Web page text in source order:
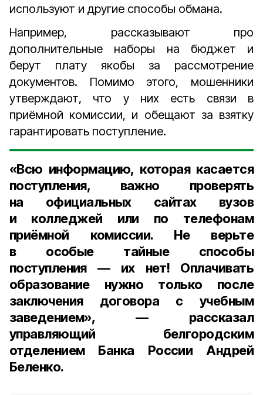
используют и другие способы обмана.
Например, рассказывают про
дополнительные наборы на бюджет и
берут плату якобы за рассмотрение
документов. Помимо этого, мошенники
утверждают, что у них есть связи в
приёмной комиссии, и обещают за взятку
гарантировать поступление.
«Всю информацию, которая касается
поступления, важно проверять
на официальных сайтах вузов
и колледжей или по телефонам
приёмной комиссии. Не верьте
в особые тайные способы
поступления — их нет! Оплачивать
образование нужно только после
заключения договора с учебным
заведением», — рассказал
управляющий белгородским
отделением Банка России Андрей
Беленко.